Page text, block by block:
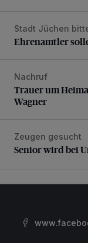
Ehrenamtler
Stadt Jüchen
Ehrenamtler
Trauer um
Nachruf
Trauer um
Wagner
Senior wird bei
Zeugen gesucht
Senior wird bei